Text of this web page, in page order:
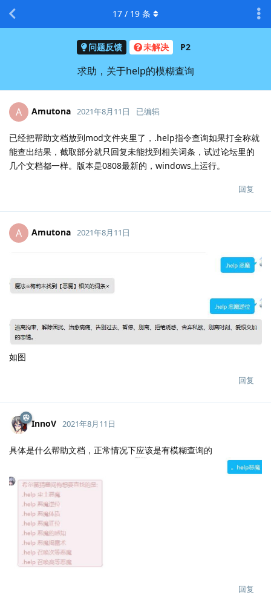
问题反馈 未解决 P2
求助，关于help的模糊查询
17 / 19 条
A Amutona 2021年8月11日 已编辑
已经把帮助文档放到mod文件夹里了，.help指令查询如果打全称就
能查出结果，截取部分就只回复未能找到相关词条，试过论坛里的
几个文档都一样。版本是0808最新的，windows上运行。
回复
A Amutona 2021年8月11日
如图
回复
InnoV 2021年8月11日
具体是什么帮助文档，正常情况下应该是有模糊查询的
回复